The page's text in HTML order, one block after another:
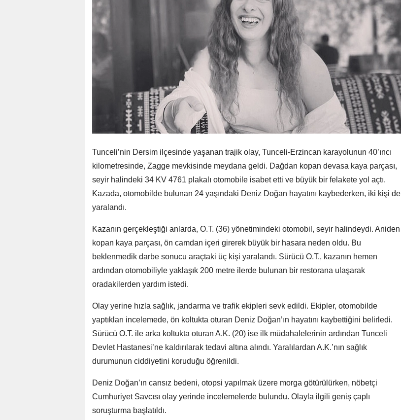
Tunceli’nin Dersim ilçesinde yaşanan trajik olay, Tunceli-Erzincan karayolunun 40’ıncı
kilometresinde, Zagge mevkisinde meydana geldi. Dağdan kopan devasa kaya parçası,
seyir halindeki 34 KV 4761 plakalı otomobile isabet etti ve büyük bir felakete yol açtı.
Kazada, otomobilde bulunan 24 yaşındaki Deniz Doğan hayatını kaybederken, iki kişi de
yaralandı.
Kazanın gerçekleştiği anlarda, O.T. (36) yönetimindeki otomobil, seyir halindeydi. Aniden
kopan kaya parçası, ön camdan içeri girerek büyük bir hasara neden oldu. Bu
beklenmedik darbe sonucu araçtaki üç kişi yaralandı. Sürücü O.T., kazanın hemen
ardından otomobiliyle yaklaşık 200 metre ilerde bulunan bir restorana ulaşarak
oradakilerden yardım istedi.
Olay yerine hızla sağlık, jandarma ve trafik ekipleri sevk edildi. Ekipler, otomobilde
yaptıkları incelemede, ön koltukta oturan Deniz Doğan’ın hayatını kaybettiğini belirledi.
Sürücü O.T. ile arka koltukta oturan A.K. (20) ise ilk müdahalelerinin ardından Tunceli
Devlet Hastanesi’ne kaldırılarak tedavi altına alındı. Yaralılardan A.K.’nın sağlık
durumunun ciddiyetini koruduğu öğrenildi.
Deniz Doğan’ın cansız bedeni, otopsi yapılmak üzere morga götürülürken, nöbetçi
Cumhuriyet Savcısı olay yerinde incelemelerde bulundu. Olayla ilgili geniş çaplı
soruşturma başlatıldı.